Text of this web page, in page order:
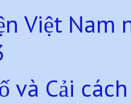
Việt
và Cải